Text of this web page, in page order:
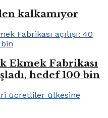
kalkamıyor
Ekmek Fabrikası
hedef 100 bin